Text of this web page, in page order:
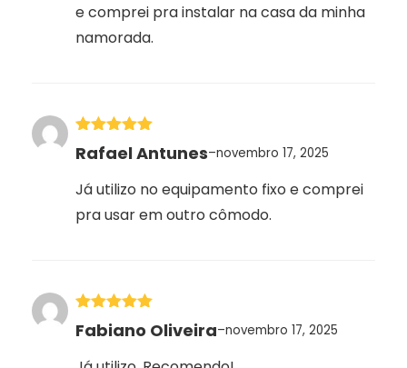
e comprei pra instalar na casa da minha
namorada.
Avaliação
de 5
Rafael Antunes–novembro 17, 2025
Já utilizo no equipamento fixo e comprei
pra usar em outro cômodo.
Avaliação
de 5
Fabiano Oliveira–novembro 17, 2025